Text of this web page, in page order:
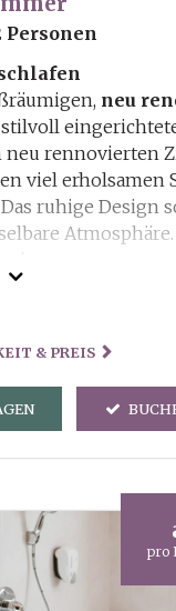
Personen
neu
neu rennovierten
viel erholsamen
ruhige Design
Atmosphäre.
in unseren
Ermässigungen
von Sauna
steht kostenlos zu
und
geführte
und
& PREIS
pro